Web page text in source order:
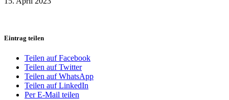
Eintrag teilen
Teilen auf Facebook
Teilen auf Twitter
Teilen auf WhatsApp
Teilen auf LinkedIn
Per E-Mail teilen